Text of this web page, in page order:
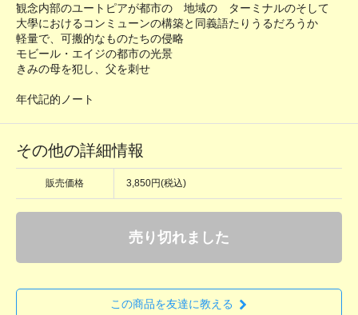
観念内部のユートピアが都市の 地域の ターミナルのそして
大學におけるコンミューンの構築と同義語たりうるだろうか
軽量で、可搬的なものたちの侵略
モビール・エイジの都市の光景
きみの母を犯し、父を刺せ
年代記的ノート
その他の詳細情報
販売価格 3,850円(税込)
売り切れました
この商品を友達に教える